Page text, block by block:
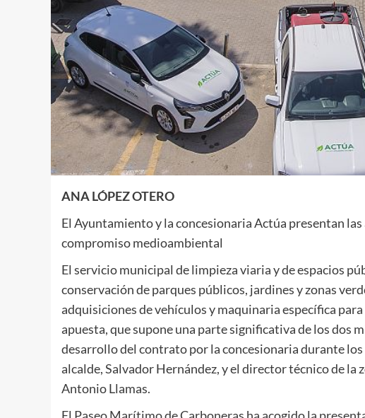
ANA LÓPEZ OTERO
El Ayuntamiento y la concesionaria Actúa presentan
compromiso medioambiental
El servicio municipal de limpieza viaria y de espacios
conservación de parques públicos, jardines y zonas
adquisiciones de vehículos y maquinaria específica
apuesta, que supone una parte significativa de los dos
desarrollo del contrato por la concesionaria durante
alcalde, Salvador Hernández, y el director técnico de la
Antonio Llamas.